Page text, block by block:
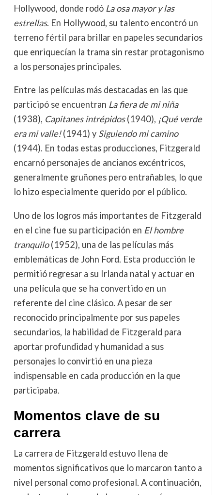
Hollywood, donde rodó La osa mayor y las
estrellas. En Hollywood, su talento encontró un
terreno fértil para brillar en papeles secundarios
que enriquecían la trama sin restar protagonismo
a los personajes principales.
Entre las películas más destacadas en las que
participó se encuentran La fiera de mi niña
(1938), Capitanes intrépidos(1940), ¡Qué verde
era mi valle!(1941) y Siguiendo mi camino
(1944). En todas estas producciones, Fitzgerald
encarnó personajes de ancianos excéntricos,
generalmente gruñones pero entrañables, lo que
lo hizo especialmente querido por el público.
Uno de los logros más importantes de Fitzgerald
en el cine fue su participación en El hombre
tranquilo(1952), una de las películas más
emblemáticas de John Ford. Esta producción le
permitió regresar a su Irlanda natal y actuar en
una película que se ha convertido en un
referente del cine clásico. A pesar de ser
reconocido principalmente por sus papeles
secundarios, la habilidad de Fitzgerald para
aportar profundidad y humanidad a sus
personajes lo convirtió en una pieza
indispensable en cada producción en la que
participaba.
Momentos clave de su
carrera
La carrera de Fitzgerald estuvo llena de
momentos significativos que lo marcaron tanto a
nivel personal como profesional. A continuación,